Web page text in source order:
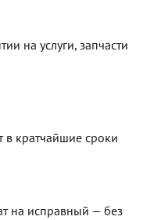
на услуги, запчасти
кратчайшие сроки
на исправный — без